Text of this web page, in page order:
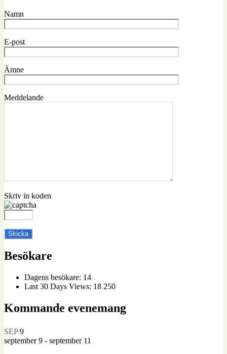
Namn
E-post
Ämne
Meddelande
Skriv in koden
Besökare
Dagens besökare: 14
Last 30 Days Views: 18 250
Kommande evenemang
SEP9
september 9 - september 11